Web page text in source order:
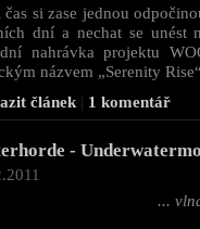
čas si zase jednou
dní a nechat se unést
nahrávka projektu
názvem „Serenity
článek | 1 komentář
-
...